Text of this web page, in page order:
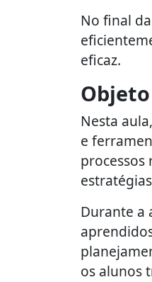
No final
eficaz.
Nesta
e
processos
Durante a
os alunos